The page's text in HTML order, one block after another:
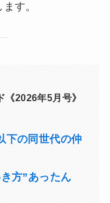
す。
2026年5月号》
下の同世代の仲
方”あったん